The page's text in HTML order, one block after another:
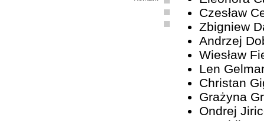
Czesław
Zbigniew
Andrzej
Wiesław
Len
Christan
Grażyna
Ondrej